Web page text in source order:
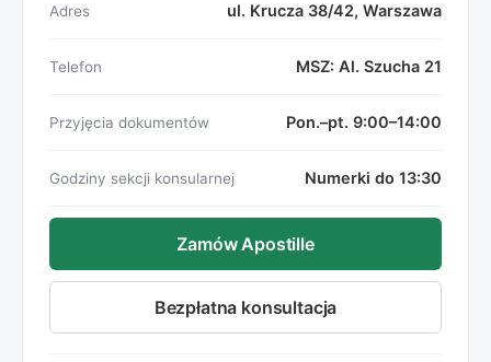
Adres ul. Krucza 38/42, Warszawa
Telefon MSZ: Al. Szucha 21
Przyjęcia dokumentów Pon.–pt. 9:00–14:00
Godziny sekcji konsularnej Numerki do 13:30
Zamów Apostille
Bezpłatna konsultacja